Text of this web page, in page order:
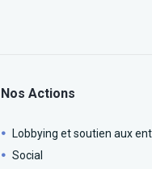
Nos Actions
Lobbying et soutien aux
Social